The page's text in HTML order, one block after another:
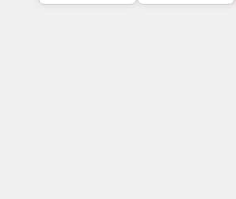
Integration für